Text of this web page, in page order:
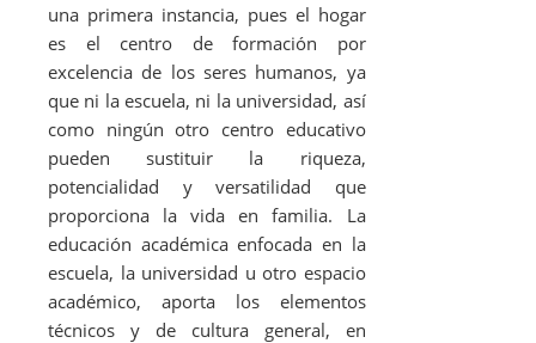
una primera instancia, pues el hogar
es el centro de formación por
excelencia de los seres humanos, ya
que ni la escuela, ni la universidad, así
como ningún otro centro educativo
pueden sustituir la riqueza,
potencialidad y versatilidad que
proporciona la vida en familia. La
educación académica enfocada en la
escuela, la universidad u otro espacio
académico, aporta los elementos
técnicos y de cultura general, en